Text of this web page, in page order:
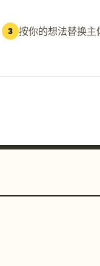
3 按你的想法替换主